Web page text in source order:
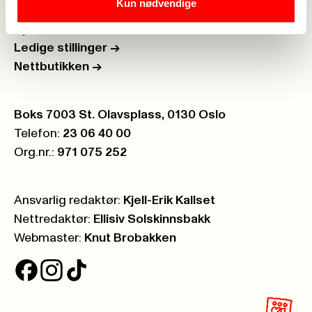
Kun nødvendige
Ledige stillinger ->
Nettbutikken ->
Postboks:
Boks 7003 St. Olavsplass, 0130 Oslo
Telefon: 23 06 40 00
Org.nr.: 971 075 252
Ansvarlig redaktør: Kjell-Erik Kallset
Nettredaktør: Ellisiv Solskinnsbakk
Webmaster: Knut Brobakken